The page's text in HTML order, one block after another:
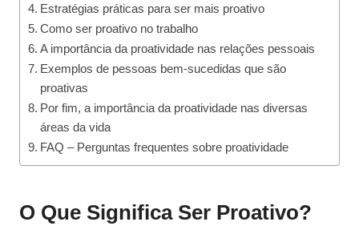
Estratégias práticas para ser mais proativo
Como ser proativo no trabalho
A importância da proatividade nas relações pessoais
Exemplos de pessoas bem-sucedidas que são
proativas
Por fim, a importância da proatividade nas diversas
áreas da vida
FAQ – Perguntas frequentes sobre proatividade
O Que Significa Ser Proativo?